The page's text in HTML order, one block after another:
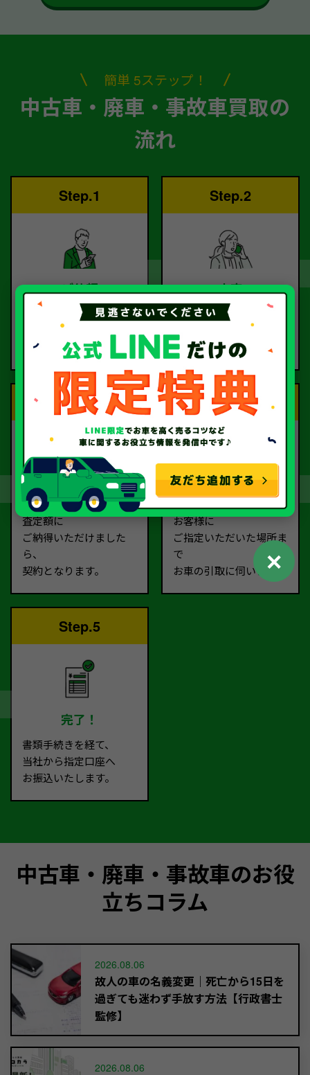
簡単 5ステップ！
中古車・廃車・事故車買取の
流れ
Step.1
ご依頼
お電話または査定フォー
ご依頼ください。
Step.2
査定
査定のプロが
お電話で回答いたしま
す。
Step.3
契約
査定額に
ご納得いただけました
ら、
契約となります。
Step.4
お引取り
お客様に
ご指定いただいた場所ま
で
お車の引取に伺います。
Step.5
完了！
書類手続きを経て、
当社から指定口座へ
お振込いたします。
中古車・廃車・事故車のお役
立ちコラム
2026.08.06
故人の車の名義変更｜死亡から15日を
過ぎても迷わず手放す方法【行政書士
監修】
2026.08.06
✕